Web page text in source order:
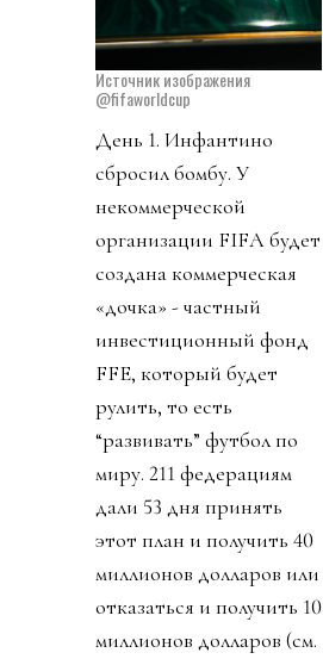
Источник изображения
@fifaworldcup
День 1. Инфантино
сбросил бомбу. У
некоммерческой
организации FIFA будет
создана коммерческая
«дочка» - частный
инвестиционный фонд
FFE, который будет
рулить, то есть
“развивать” футбол по
миру. 211 федерациям
дали 53 дня принять
этот план и получить 40
миллионов долларов или
отказаться и получить 10
миллионов долларов (см.